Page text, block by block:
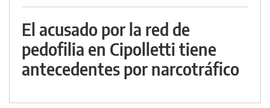
El acusado por la red de
pedofilia en Cipolletti tiene
antecedentes por narcotráfico